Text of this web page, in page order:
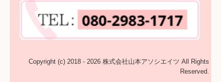
Copyright (c) 2018 - 2026 株式会社山本アソシエイツ All Rights
Reserved.